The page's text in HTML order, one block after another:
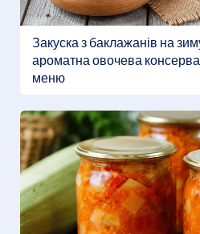
Закуска з баклажанів на
ароматна овочева
меню